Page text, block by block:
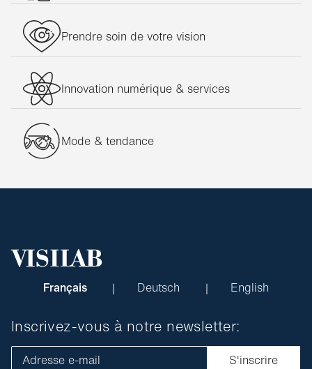
Prendre soin de votre vision
Innovation numérique & services
Mode & tendance
Français Deutsch English
Inscrivez-vous à notre newsletter:
Adresse e-mail S'inscrire